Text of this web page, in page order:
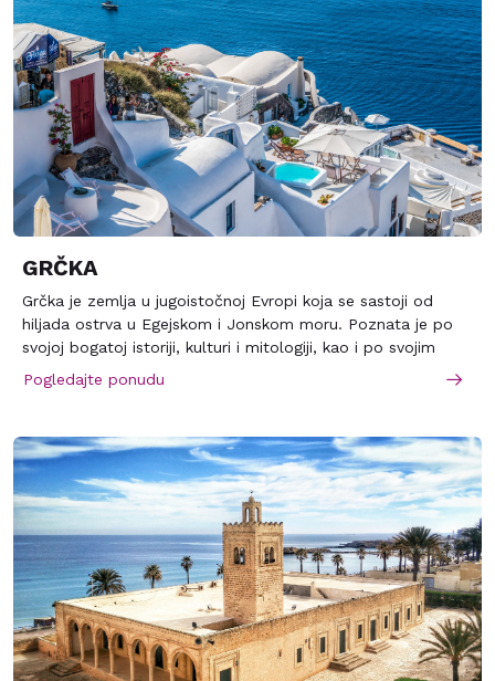
piramide u Gizi, pogrebni hramovi doline kraljeva, hram u
Luksoru, kolosi u Abu Simbelu su samo mali deo egipatskog
istorijskog blaga koji mogu ostaviti neizbrisive utiske na
posetioce. Odmor u Egiptu je boravak na čuvenim plažama
Crvenog mora, u prelepoj Hurgadi, popularnom Šarm el
Šeiku, El Guni koju još nazivaju „egipatskom Venecijom“, u
klimatskim letovalištima Safagi, Dahabi ili Tabi. Odlična
klima, široke peščane plaže, kvalitetni hoteli i različiti izleti
čine odmor u Egiptu nezaboravnim.
GRČKA
Grčka je zemlja u jugoistočnoj Evropi koja se sastoji od
hiljada ostrva u Egejskom i Jonskom moru. Poznata je po
svojoj bogatoj istoriji, kulturi i mitologiji, kao i po svojim
prelepim pejzažima i plažama. Grčka je jedna od kolevki
zapadne civilizacije i demokratije, a njen uticaj se oseća u
sport. Grčka je takođe popularna turistička destinacija koja
privlači milione posetilaca svake godine.
Pogledajte ponudu